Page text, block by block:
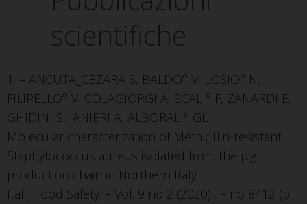
scientifiche
1. – ANCUTA_CEZARA S, BALDO° V, LOSIO° N,
FILIPELLO° V, COLAGIORGI A, SCALI° F, ZANARDI E,
GHIDINI S, IANIERI A, ALBORALI° GL
Molecular characterization of Methicillin-resistant
Staphylococcus aureus isolated from the pig
production chain in Northern Italy
Ital J Food Safety. – Vol. 9 no 2 (2020) . – no 8412 (p